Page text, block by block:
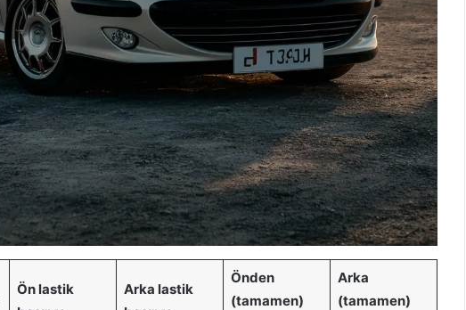
Ön lastik
Arka lastik
Önden
(tamamen)
Arka
(tamamen)